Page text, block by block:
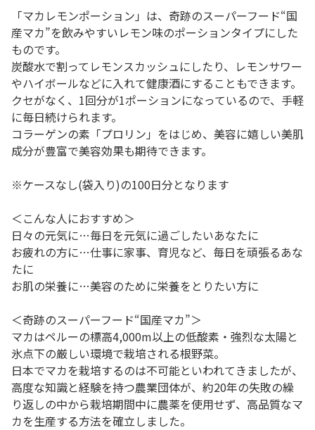
「マカレモンポーション」は、奇跡のスーパーフード“国
産マカ”を飲みやすいレモン味のポーションタイプにした
ものです。
炭酸水で割ってレモンスカッシュにしたり、レモンサワー
やハイボールなどに入れて健康酒にすることもできます。
クセがなく、1回分が1ポーションになっているので、手軽
に毎日続けられます。
コラーゲンの素「プロリン」をはじめ、美容に嬉しい美肌
成分が豊富で美容効果も期待できます。
※ケースなし(袋入り)の100日分となります
＜こんな人におすすめ＞
日々の元気に…毎日を元気に過ごしたいあなたに
お疲れの方に…仕事に家事、育児など、毎日を頑張るあな
たに
お肌の栄養に…美容のために栄養をとりたい方に
＜奇跡のスーパーフード“国産マカ”＞
マカはペルーの標高4,000m以上の低酸素・強烈な太陽と
氷点下の厳しい環境で栽培される根野菜。
日本でマカを栽培するのは不可能といわれてきましたが、
高度な知識と経験を持つ農業団体が、約20年の失敗の繰
り返しの中から栽培期間中に農薬を使用せず、高品質なマ
カを生産する方法を確立しました。